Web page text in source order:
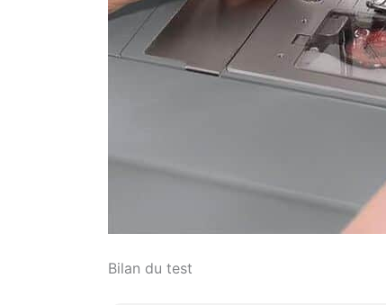
Bilan du test